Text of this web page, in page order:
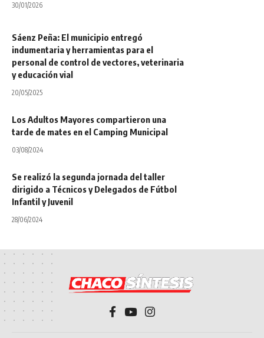
30/01/2026
Sáenz Peña: El municipio entregó
indumentaria y herramientas para el
personal de control de vectores, veterinaria
y educación vial
20/05/2025
Los Adultos Mayores compartieron una
tarde de mates en el Camping Municipal
03/08/2024
Se realizó la segunda jornada del taller
dirigido a Técnicos y Delegados de Fútbol
Infantil y Juvenil
28/06/2024